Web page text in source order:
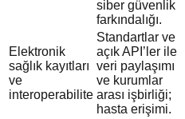
siber güvenlik
farkındalığı.
Elektronik
sağlık kayıtları
ve
interoperabilite
Standartlar ve
açık API’ler ile
veri paylaşımı
ve kurumlar
arası işbirliği;
hasta erişimi.